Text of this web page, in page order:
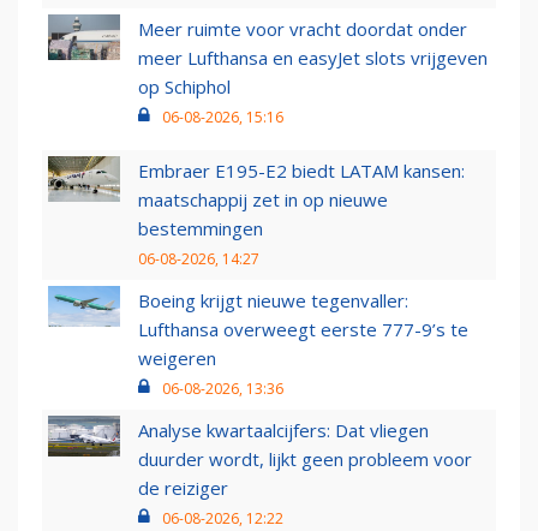
Meer ruimte voor vracht doordat onder
meer Lufthansa en easyJet slots vrijgeven
op Schiphol
06-08-2026, 15:16
Embraer E195-E2 biedt LATAM kansen:
maatschappij zet in op nieuwe
bestemmingen
06-08-2026, 14:27
Boeing krijgt nieuwe tegenvaller:
Lufthansa overweegt eerste 777-9’s te
weigeren
06-08-2026, 13:36
Analyse kwartaalcijfers: Dat vliegen
duurder wordt, lijkt geen probleem voor
de reiziger
06-08-2026, 12:22